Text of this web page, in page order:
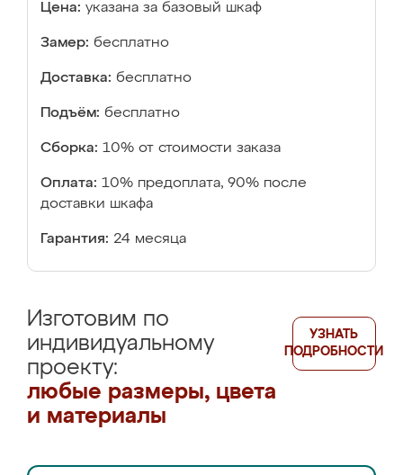
Цена: указана за базовый шкаф
Замер: бесплатно
Доставка: бесплатно
Подъём: бесплатно
Сборка: 10% от стоимости заказа
Оплата: 10% предоплата, 90% после
доставки шкафа
Гарантия: 24 месяца
Изготовим по
индивидуальному
проекту:
любые размеры, цвета
и материалы
УЗНАТЬ
ПОДРОБНОСТИ